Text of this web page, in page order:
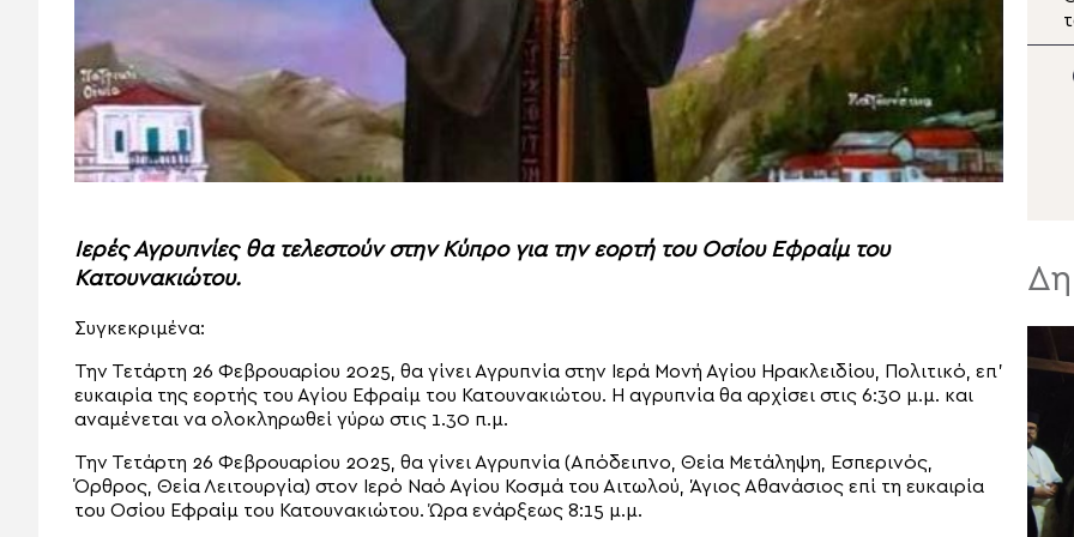
Ιερές Αγρυπνίες θα τελεστούν στην Κύπρο για την εορτή του Οσίου Εφραίμ του
Κατουνακιώτου.
Συγκεκριμένα:
Την Τετάρτη 26 Φεβρουαρίου 2025, θα γίνει Αγρυπνία στην Ιερά Μονή Αγίου Ηρακλειδίου, Πολιτικό, επ’
ευκαιρία της εορτής του Αγίου Εφραίμ του Κατουνακιώτου. Η αγρυπνία θα αρχίσει στις 6:30 μ.μ. και
αναμένεται να ολοκληρωθεί γύρω στις 1.30 π.μ.
Την Τετάρτη 26 Φεβρουαρίου 2025, θα γίνει Αγρυπνία (Απόδειπνο, Θεία Μετάληψη, Εσπερινός,
Όρθρος, Θεία Λειτουργία) στον Ιερό Ναό Αγίου Κοσμά του Αιτωλού, Άγιος Αθανάσιος επί τη ευκαιρία
του Οσίου Εφραίμ του Κατουνακιώτου. Ώρα ενάρξεως 8:15 μ.μ.
Διαλογής
σε θέματα ασφάλειας
τροφίμων από την Ιερά
Μητρόπολη Νεαπόλεως